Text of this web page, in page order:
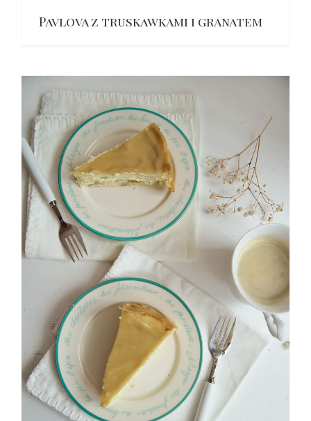
Pavlova z truskawkami i granatem